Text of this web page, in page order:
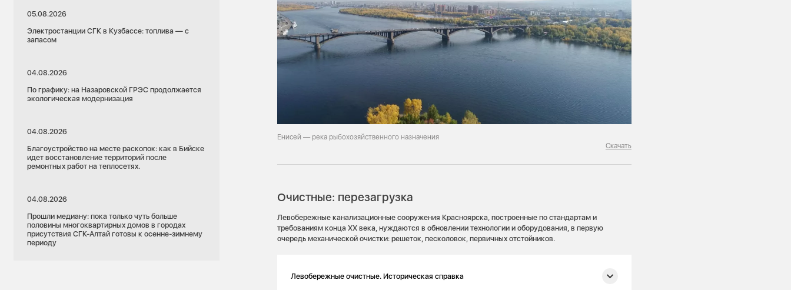
05.08.2026
Электростанции СГК в Кузбассе: топлива — с
запасом
04.08.2026
По графику: на Назаровской ГРЭС продолжается
экологическая модернизация
04.08.2026
Благоустройство на месте раскопок: как в Бийске
идет восстановление территорий после
ремонтных работ на теплосетях.
04.08.2026
Прошли медиану: пока только чуть больше
половины многоквартирных домов в городах
присутствия СГК-Алтай готовы к осенне-зимнему
периоду
Енисей — река рыбохозяйственного назначения
Скачать
Очистные: перезагрузка
Левобережные канализационные сооружения Красноярска, построенные по стандартам и
требованиям конца XX века, нуждаются в обновлении технологии и оборудования, в первую
очередь механической очистки: решеток, песколовок, первичных отстойников.
Левобережные очистные. Историческая справка